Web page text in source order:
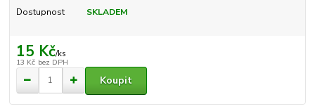
Dostupnost SKLADEM
15 Kč/ks
13 Kč bez DPH
Koupit